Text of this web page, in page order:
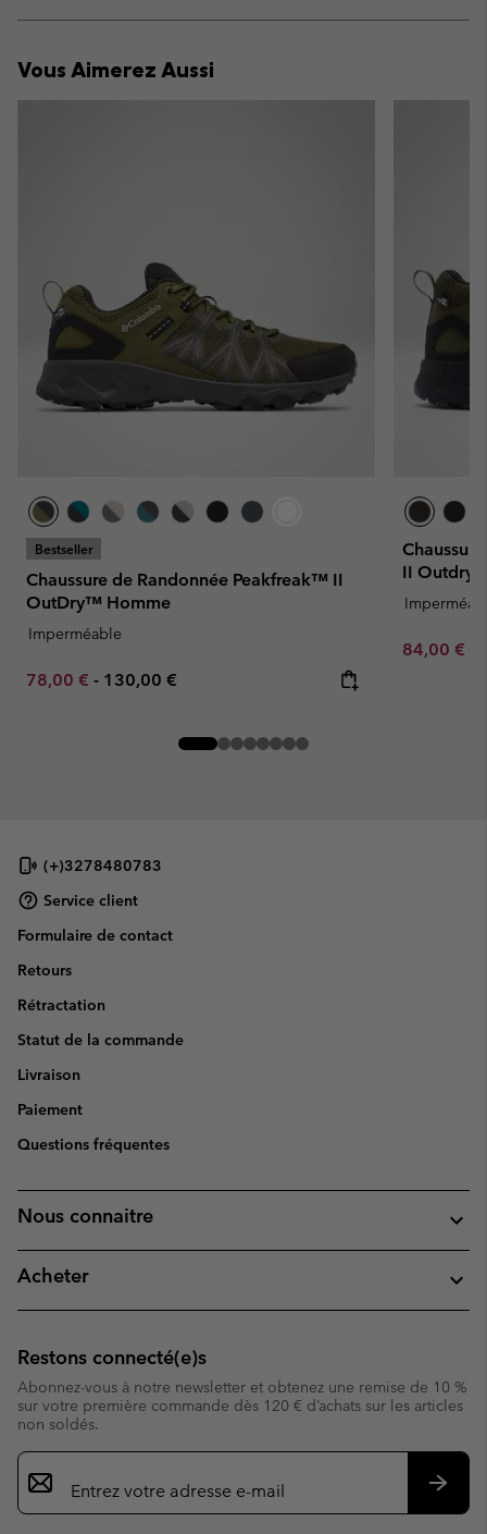
or
Vous Aimerez Aussi
Bestseller
Chaussure de Randonnée Peakfreak™ II
OutDry™ Homme
Imperméable
Minimum sale price:
78,00 € - Maximum price:
130,00 €
II
Sale price:
84,00 €
(+)3278480783
Service client
Formulaire de contact
Retours
Rétractation
Statut de la commande
Livraison
Paiement
Questions fréquentes
Nous connaitre
Acheter
Restons connecté(e)s
Abonnez-vous à notre newsletter et obtenez une remise de 10 %
sur votre première commande dès 120 € d’achats sur les articles
non soldés.
Inscription
par
e-